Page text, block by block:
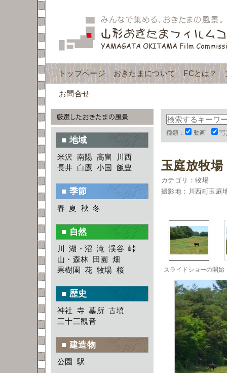
トップページ おきたまについて FCとは？
お問合せ
種類： 動画 写
玉庭放牧
カテゴリ：牧場
撮影地：川西町玉庭
■ 地域
米沢 南陽 高畠
川西
長井 白鷹 小国 飯豊
■ 季節
春 夏 秋 冬
■ 自然
川 湖・沼 滝 渓谷 峠
山・森林 田園 畑
果樹園 花 牧場 桜
■ 歴史
神社 寺 墓所 古墳
三十三観音
■ 建造物
公園 駅